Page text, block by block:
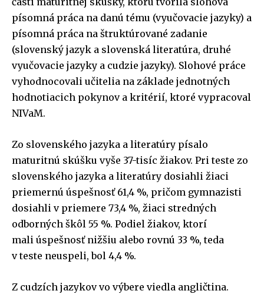
písomná práca na danú tému (vyučovacie jazyky) a
písomná práca na štruktúrované zadanie
(slovenský jazyk a slovenská literatúra, druhé
vyučovacie jazyky a cudzie jazyky). Slohové práce
vyhodnocovali učitelia na základe jednotných
hodnotiacich pokynov a kritérií, ktoré vypracoval
NIVaM.
Zo slovenského jazyka a literatúry písalo
maturitnú skúšku vyše 37-tisíc žiakov. Pri teste zo
slovenského jazyka a literatúry dosiahli žiaci
priemernú úspešnosť 61,4 %, pričom gymnazisti
dosiahli v priemere 73,4 %, žiaci stredných
odborných škôl 55 %. Podiel žiakov, ktorí
mali úspešnosť nižšiu alebo rovnú 33 %, teda
v teste neuspeli, bol 4,4 %.
Z cudzích jazykov vo výbere viedla angličtina.